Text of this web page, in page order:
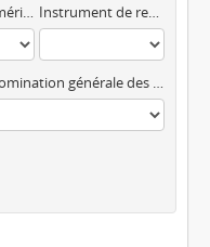
Document numérique disponible Instrument de recherche
Dénomination générale des documents